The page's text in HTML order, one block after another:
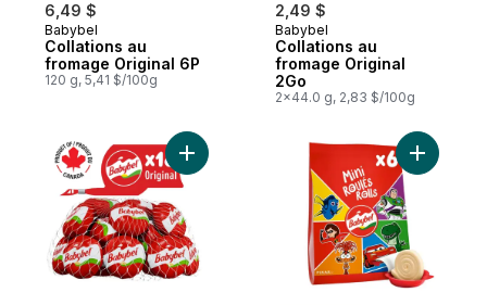
6,49 $
Sponsorisé
Babybel
Collations au
fromage Original 6P
120 g, 5,41 $/100g
2,49 $
Sponsorisé
Babybel
Collations au
fromage Original
2Go
2x44.0 g, 2,83 $/100g
Ajouter Collations au fromage original
Ajouter